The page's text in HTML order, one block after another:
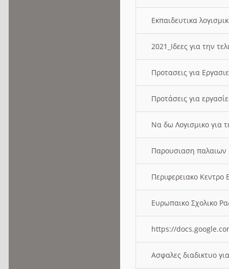
Εκπαιδευτικα
2021_Ιδεες για την
Προτασεις για
Προτάσεις για
Να δω Λογισμικο για
Παρουσιαση παλαιων
Περιφερειακο
Ευρωπαικο Σχολικο
https://
Ασφαλες διαδικτυο